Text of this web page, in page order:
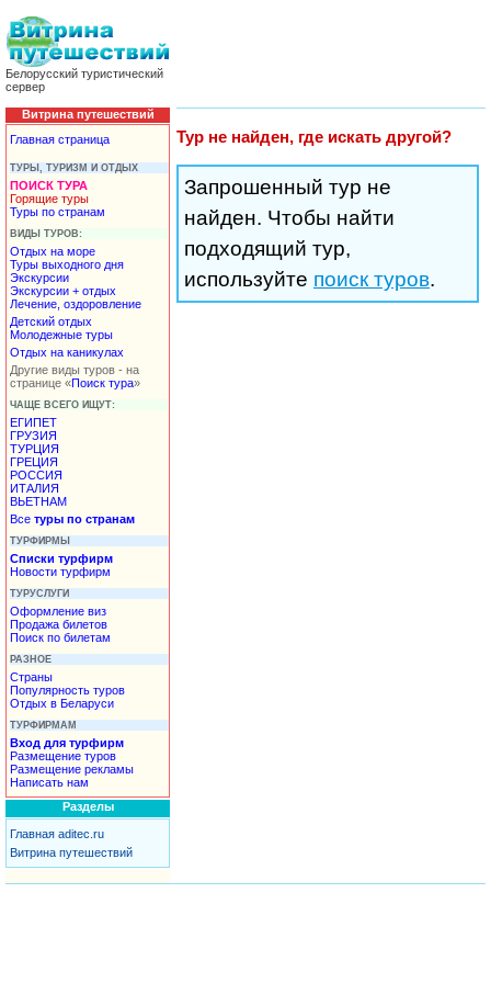
Белорусский туристический
сервер
Витрина путешествий
Главная страница
ТУРЫ, ТУРИЗМ И ОТДЫХ
ПОИСК ТУРА
Горящие туры
Туры по странам
ВИДЫ ТУРОВ:
Отдых на море
Туры выходного дня
Экскурсии
Экскурсии + отдых
Лечение, оздоровление
Детский отдых
Молодежные туры
Отдых на каникулах
Другие виды туров - на
странице «Поиск тура»
ЧАЩЕ ВСЕГО ИЩУТ:
ЕГИПЕТ
ГРУЗИЯ
ТУРЦИЯ
ГРЕЦИЯ
РОССИЯ
ИТАЛИЯ
ВЬЕТНАМ
Все туры по странам
ТУРФИРМЫ
Списки турфирм
Новости турфирм
ТУРУСЛУГИ
Оформление виз
Продажа билетов
Поиск по билетам
РАЗНОЕ
Страны
Популярность туров
Отдых в Беларуси
ТУРФИРМАМ
Вход для турфирм
Размещение туров
Размещение рекламы
Написать нам
Разделы
Главная aditec.ru
Витрина путешествий
Тур не найден, где искать другой?
Запрошенный тур не
найден. Чтобы найти
подходящий тур,
используйте поиск туров.